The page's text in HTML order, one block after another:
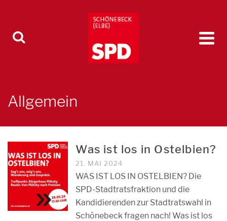
Allgemein
Was ist los in Ostelbien?
21. MAI 2024
WAS IST LOS IN OSTELBIEN? Die
SPD-Stadtratsfraktion und die
Kandidierenden zur Stadtratswahl in
Schönebeck fragen nach! Was ist los